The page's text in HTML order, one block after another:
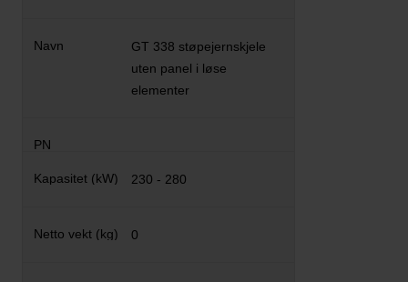
GT 338 støpejernskjele
uten panel i løse
elementer
230 - 280
0